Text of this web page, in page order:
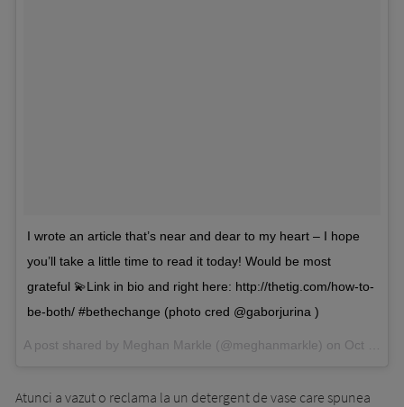
I wrote an article that’s near and dear to my heart – I hope
you’ll take a little time to read it today! Would be most
grateful 💫Link in bio and right here: http://thetig.com/how-to-
be-both/ #bethechange (photo cred @gaborjurina )
A post shared by Meghan Markle (@meghanmarkle) on Oct 24, 2016 at 4:45am PDT
Atunci a vazut o reclama la un detergent de vase care spunea